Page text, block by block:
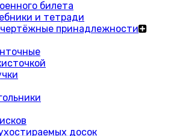
билета
и тетради
принадлежности
досок